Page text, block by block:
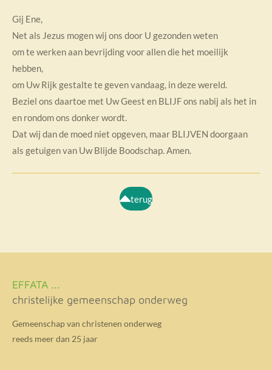
Gij Ene,
Net als Jezus mogen wij ons door U gezonden weten
om te werken aan bevrijding voor allen die het moeilijk
hebben,
om Uw Rijk gestalte te geven vandaag, in deze wereld.
Beziel ons daartoe met Uw Geest en BLIJF ons nabij als het in
en rondom ons donker wordt.
Dat wij dan de moed niet opgeven, maar BLIJVEN doorgaan
als getuigen van Uw Blijde Boodschap. Amen.
terug
EFFATA ...
christelijke gemeenschap onderweg
Gemeenschap van christenen onderweg
reeds meer dan 25 jaar